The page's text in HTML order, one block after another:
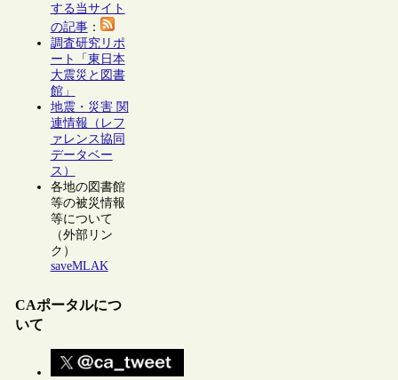
する当サイト
の記事：
調査研究リポ
ート「東日本
大震災と図書
館」
地震・災害 関
連情報（レフ
ァレンス協同
データベー
ス）
各地の図書館
等の被災情報
等について
（外部リン
ク）
saveMLAK
CAポータルにつ
いて